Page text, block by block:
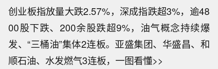
创业板指放量大跌2.57%，深成指跌超3%，逾48
00股下跌、200余股跌超9%，油气概念持续爆
发、“三桶油”集体2连板。亚盛集团、华盛昌、和
顺石油、水发燃气3连板，一图看懂>>